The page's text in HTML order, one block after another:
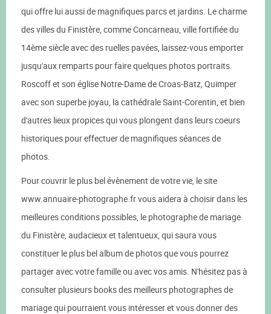
qui offre lui aussi de magnifiques parcs et jardins. Le charme
des villes du Finistère, comme Concarneau, ville fortifiée du
14ème siècle avec des ruelles pavées, laissez-vous emporter
jusqu'aux remparts pour faire quelques photos portraits.
Roscoff et son église Notre-Dame de Croas-Batz, Quimper
avec son superbe joyau, la cathédrale Saint-Corentin, et bien
d'autres lieux propices qui vous plongent dans leurs coeurs
historiques pour effectuer de magnifiques séances de
photos.
Pour couvrir le plus bel évènement de votre vie, le site
www.annuaire-photographe.fr vous aidera à choisir dans les
meilleures conditions possibles, le photographe de mariage
du Finistère, audacieux et talentueux, qui saura vous
constituer le plus bel album de photos que vous pourrez
partager avec votre famille ou avec vos amis. N'hésitez pas à
consulter plusieurs books des meilleurs photographes de
mariage qui pourraient vous intéresser et vous donner des